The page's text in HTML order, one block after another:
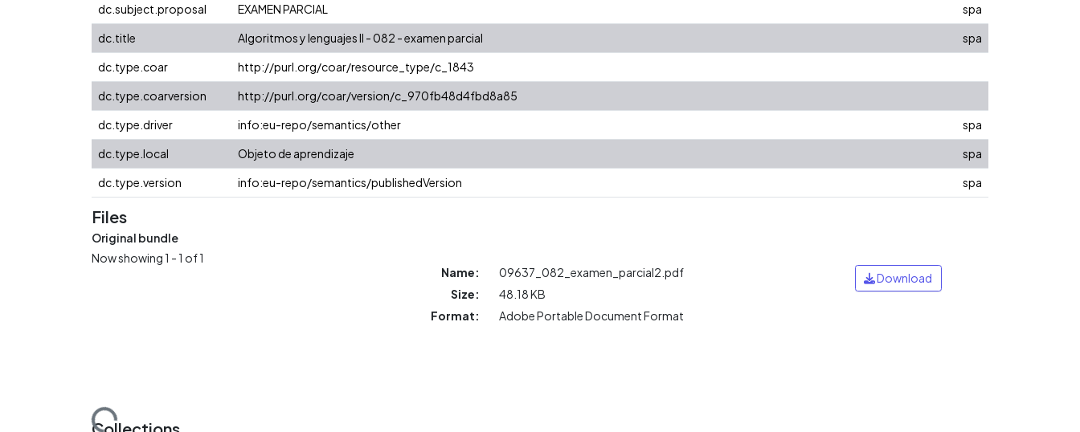
dc.subject.proposal
EXAMEN PARCIAL
spa
dc.title
Algoritmos y lenguajes II - 082 - examen parcial
spa
dc.type.coar
http://purl.org/coar/resource_type/c_1843
dc.type.coarversion
http://purl.org/coar/version/c_970fb48d4fbd8a85
dc.type.driver
info:eu-repo/semantics/other
spa
dc.type.local
Objeto de aprendizaje
spa
dc.type.version
info:eu-repo/semantics/publishedVersion spa
Files
Original bundle
Now showing1 - 1 of 1
Loading...
Name:
09637_082_examen_parcial2.pdf
Size:
48.18 KB
Format:
Adobe Portable Document Format
Download